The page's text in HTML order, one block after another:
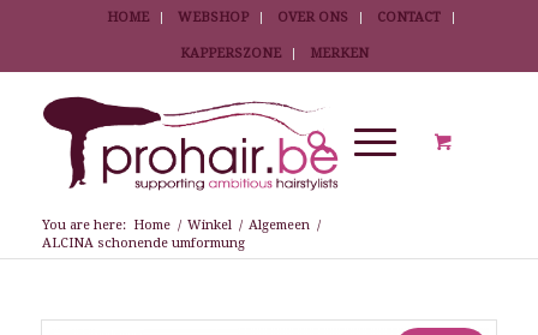
HOME WEBSHOP OVER ONS CONTACT
KAPPERSZONE MERKEN
You are here: Home / Winkel / Algemeen /
ALCINA schonende umformung